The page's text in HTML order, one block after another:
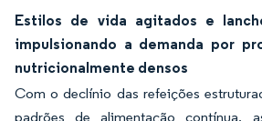
Estilos de vida agitados e
impulsionando a demanda por
nutricionalmente densos
Com o declínio das refeições
padrões de alimentação contínua,